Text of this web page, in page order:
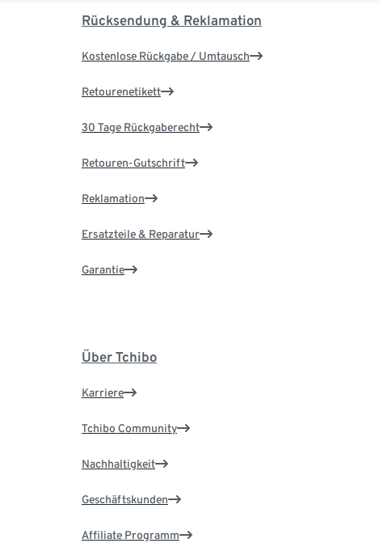
Rücksendung & Reklamation
Kostenlose Rückgabe / Umtausch
Retourenetikett
30 Tage Rückgaberecht
Retouren-Gutschrift
Reklamation
Ersatzteile & Reparatur
Garantie
Über Tchibo
Karriere
Tchibo Community
Nachhaltigkeit
Geschäftskunden
Affiliate Programm